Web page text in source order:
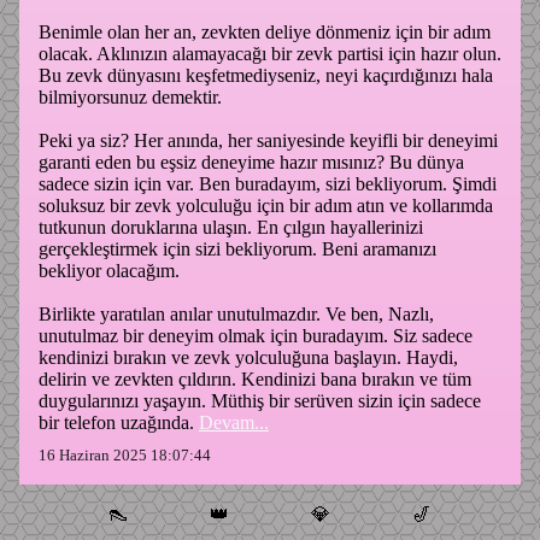
Benimle olan her an, zevkten deliye dönmeniz için bir adım
olacak. Aklınızın alamayacağı bir zevk partisi için hazır olun.
Bu zevk dünyasını keşfetmediyseniz, neyi kaçırdığınızı hala
bilmiyorsunuz demektir.
Peki ya siz? Her anında, her saniyesinde keyifli bir deneyimi
garanti eden bu eşsiz deneyime hazır mısınız? Bu dünya
sadece sizin için var. Ben buradayım, sizi bekliyorum. Şimdi
soluksuz bir zevk yolculuğu için bir adım atın ve kollarımda
tutkunun doruklarına ulaşın. En çılgın hayallerinizi
gerçekleştirmek için sizi bekliyorum. Beni aramanızı
bekliyor olacağım.
Birlikte yaratılan anılar unutulmazdır. Ve ben, Nazlı,
unutulmaz bir deneyim olmak için buradayım. Siz sadece
kendinizi bırakın ve zevk yolculuğuna başlayın. Haydi,
delirin ve zevkten çıldırın. Kendinizi bana bırakın ve tüm
duygularınızı yaşayın. Müthiş bir serüven sizin için sadece
bir telefon uzağında. Devam...
16 Haziran 2025 18:07:44
👠 👑 💎 🎷